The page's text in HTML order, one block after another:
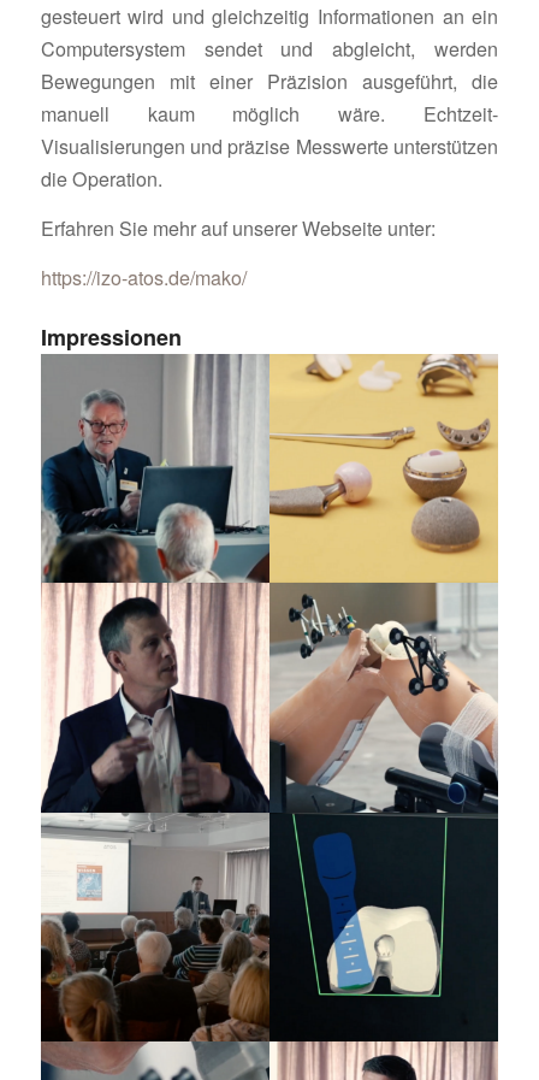
gesteuert wird und gleichzeitig Informationen an ein
Computersystem sendet und abgleicht, werden
Bewegungen mit einer Präzision ausgeführt, die
manuell kaum möglich wäre. Echtzeit-
Visualisierungen und präzise Messwerte unterstützen
die Operation.
Erfahren Sie mehr auf unserer Webseite unter:
https://izo-atos.de/mako/
Impressionen